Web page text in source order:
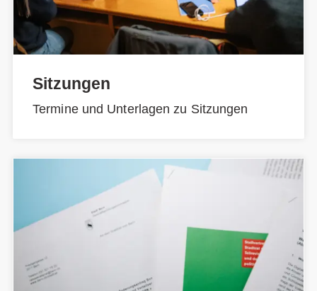
Sitzungen
Termine und Unterlagen zu Sitzungen